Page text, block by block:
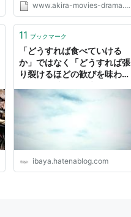
www.akira-movies-drama.com
11 ブックマーク
「どうすれば食べていける
か」ではなく「どうすれば張
り裂けるほどの歓びを味わえ
いばや通信
ibaya.hatenablog.com